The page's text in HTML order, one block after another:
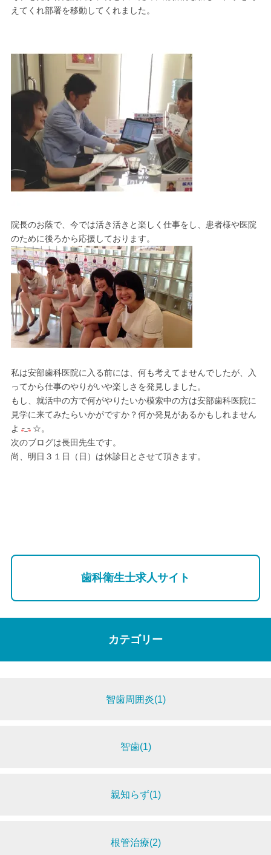
えてくれ部署を移動してくれました。
院長のお蔭で、今では活き活きと楽しく仕事をし、患者様や医院
のために後ろから応援しております。
私は安部歯科医院に入る前には、何も考えてませんでしたが、入
ってから仕事のやりがいや楽しさを発見しました。
もし、就活中の方で何がやりたいか模索中の方は安部歯科医院に
見学に来てみたらいかがですか？何か発見があるかもしれません
よ
☆。
次のブログは長田先生です。
尚、明日３１日（日）は休診日とさせて頂きます。
歯科衛生士求人サイト
カテゴリー
智歯周囲炎(1)
智歯(1)
親知らず(1)
根管治療(2)